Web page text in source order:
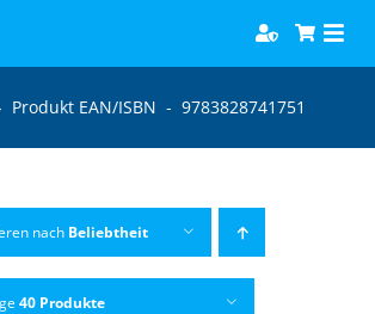
Produkt EAN/ISBN - 9783828741751
nach Beliebtheit
40 Produkte